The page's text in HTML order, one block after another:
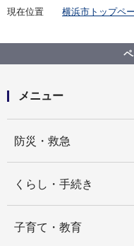
現在位置 横浜市トップペ
共同声明都市コ
メニュー
防災・救急
くらし・手続き
子育て・教育